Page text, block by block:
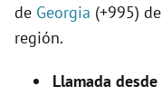
de Georgia (+995)
región.
Llamada